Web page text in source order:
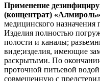
Применение
(концентрат) «Алмироль»
медицинского назначения
Изделия полностью
полости и каналы;
виде;изделия, имеющие
раскрытыми. По
проточной питьевой
совмещенную с